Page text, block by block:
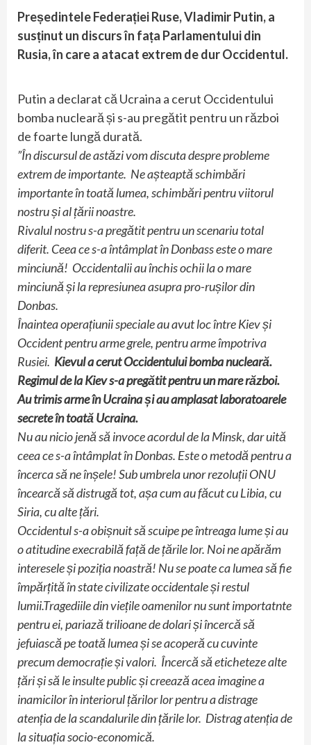
Președintele Federației Ruse, Vladimir Putin, a
susținut un discurs în fața Parlamentului din
Rusia, în care a atacat extrem de dur Occidentul.
Putin a declarat că Ucraina a cerut Occidentului
bomba nucleară și s-au pregătit pentru un război
de foarte lungă durată.
”În discursul de astăzi vom discuta despre probleme
extrem de importante. Ne așteaptă schimbări
importante în toată lumea, schimbări pentru viitorul
nostru și al țării noastre.
Rivalul nostru s-a pregătit pentru un scenariu total
diferit. Ceea ce s-a întâmplat în Donbass este o mare
minciună! Occidentalii au închis ochii la o mare
minciună și la represiunea asupra pro-rușilor din
Donbas.
Înaintea operațiunii speciale au avut loc între Kiev și
Occident pentru arme grele, pentru arme împotriva
Rusiei. Kievul a cerut Occidentului bomba nucleară.
Regimul de la Kiev s-a pregătit pentru un mare război.
Au trimis arme în Ucraina și au amplasat laboratoarele
secrete în toată Ucraina.
Nu au nicio jenă să invoce acordul de la Minsk, dar uită
ceea ce s-a întâmplat în Donbas. Este o metodă pentru a
încerca să ne înșele! Sub umbrela unor rezoluții ONU
încearcă să distrugă tot, așa cum au făcut cu Libia, cu
Siria, cu alte țări.
Occidentul s-a obișnuit să scuipe pe întreaga lume și au
o atitudine execrabilă față de țările lor. Noi ne apărăm
interesele și poziția noastră! Nu se poate ca lumea să fie
împărțită în state civilizate occidentale și restul
lumii.Tragediile din viețile oamenilor nu sunt importatnte
pentru ei, pariază trilioane de dolari și încercă să
jefuiască pe toată lumea și se acoperă cu cuvinte
precum democrație și valori. Încercă să eticheteze alte
țări și să le insulte public și creează acea imagine a
inamicilor în interiorul țărilor lor pentru a distrage
atenția de la scandalurile din țările lor. Distrag atenția de
la situația socio-economică.